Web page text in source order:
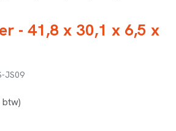
- 41,8 x 30,1 x 6,5 x
JS09